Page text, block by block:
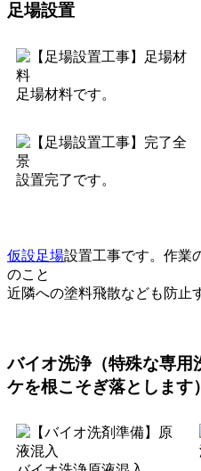
足場設置
足場材料です。
設置完了です。
仮設足場設置工事です。作業
のこと
近隣への塗料飛散なども防止
バイオ洗浄（特殊な専用
ケを根こそぎ落とします）